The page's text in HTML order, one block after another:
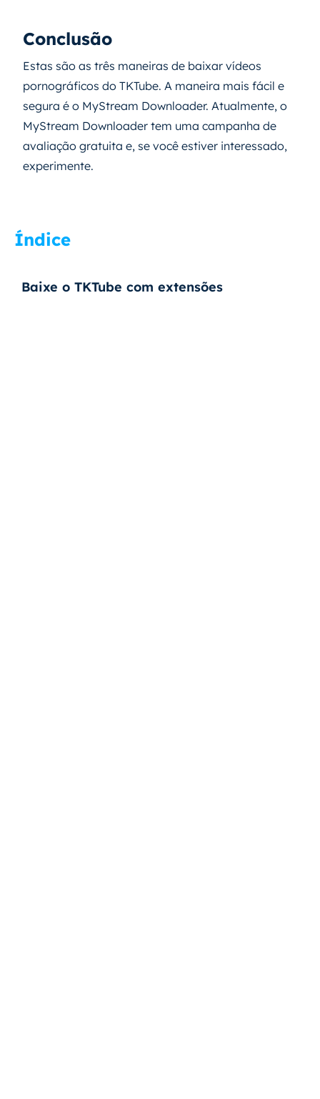
Conclusão
Estas são as três maneiras de baixar vídeos
pornográficos do TKTube. A maneira mais fácil e
segura é o MyStream Downloader. Atualmente, o
MyStream Downloader tem uma campanha de
avaliação gratuita e, se você estiver interessado,
experimente.
Índice
Baixe o TKTube com extensões